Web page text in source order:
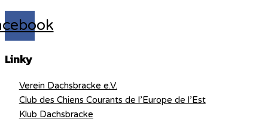
Linky
Verein Dachsbracke e.V.
Club des Chiens Courants de l’Europe de l’Est
Klub Dachsbracke